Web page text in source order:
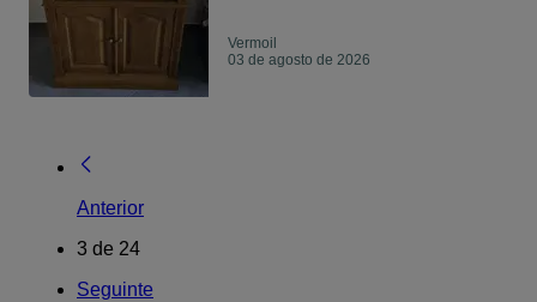
Vermoil
03 de agosto de 2026
Anterior
3 de 24
Seguinte